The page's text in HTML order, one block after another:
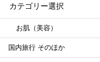
カテゴリー選択
お肌（美容）
国内旅行 そのほか